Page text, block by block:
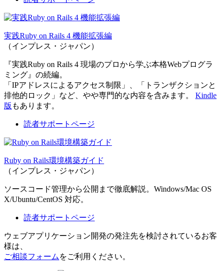
実践Ruby on Rails 4 機能拡張編
（インプレス・ジャパン）
『実践Ruby on Rails 4 現場のプロから学ぶ本格Webプログラ
ミング』の続編。
「IPアドレスによるアクセス制限」、「トランザクションと
排他的ロック」など、やや専門的な内容を含みます。 Kindle
版 もあります。
読者サポートページ
Ruby on Rails環境構築ガイド
（インプレス・ジャパン）
ソースコード管理から公開まで徹底解説。Windows/Mac OS
X/Ubuntu/CentOS 対応。
読者サポートページ
ウェブアプリケーション開発の発注先を検討されているお客
様は、
ご相談フォーム をご利用ください。